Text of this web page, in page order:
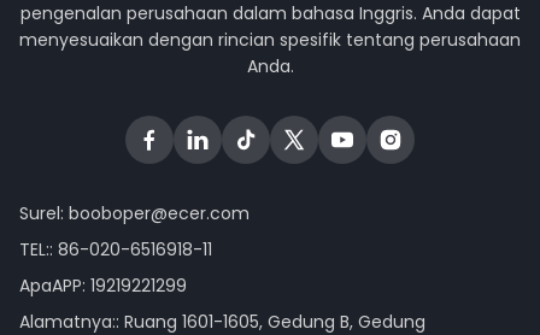
pengenalan perusahaan dalam bahasa Inggris. Anda dapat
menyesuaikan dengan rincian spesifik tentang perusahaan
Anda.
Surel: booboper@ecer.com
TEL:: 86-020-6516918-11
ApaAPP: 19219221299
Alamatnya:: Ruang 1601-1605, Gedung B, Gedung